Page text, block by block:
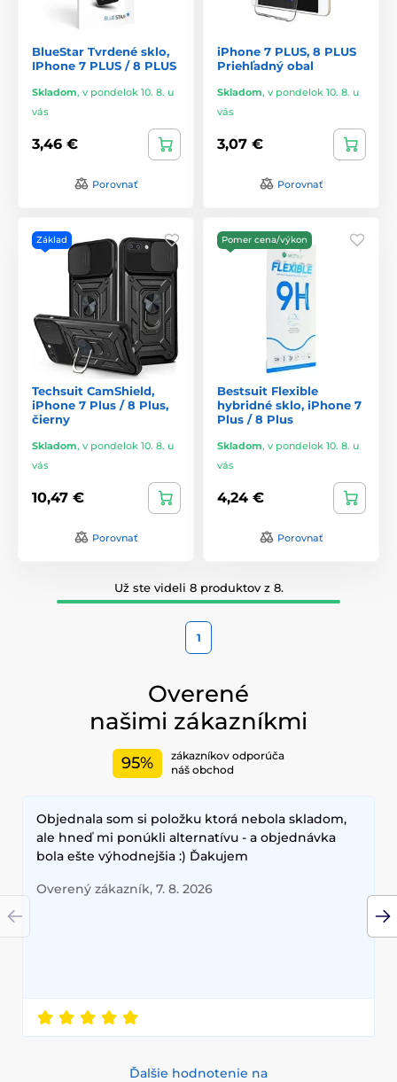
BlueStar Tvrdené sklo,
IPhone 7 PLUS / 8 PLUS
Skladom, v pondelok 10. 8. u
vás
3,46 €
Porovnať
iPhone 7 PLUS, 8 PLUS
Priehľadný obal
Skladom, v pondelok 10. 8. u
vás
3,07 €
Porovnať
Základ
Techsuit CamShield,
iPhone 7 Plus / 8 Plus,
čierny
Skladom, v pondelok 10. 8. u
vás
10,47 €
Porovnať
Pomer cena/výkon
Bestsuit Flexible
hybridné sklo, iPhone 7
Plus / 8 Plus
Skladom, v pondelok 10. 8. u
vás
4,24 €
Porovnať
Už ste videli 8 produktov z 8.
1
Overené
našimi zákazníkmi
95%
zákazníkov odporúča
náš obchod
Objednala som si položku ktorá nebola skladom,
ale hneď mi ponúkli alternatívu - a objednávka
bola ešte výhodnejšia :) Ďakujem
Overený zákazník, 7. 8. 2026
Ďalšie hodnotenie na